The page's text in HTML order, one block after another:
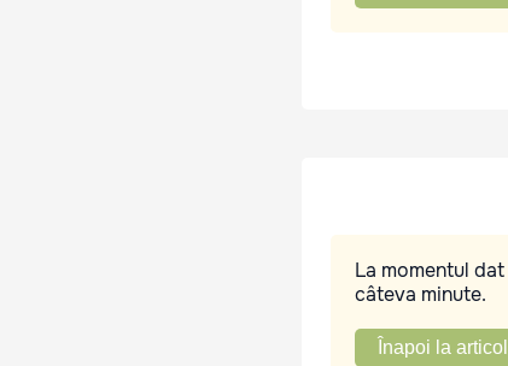
La momentul
câteva minute.
Înapoi la